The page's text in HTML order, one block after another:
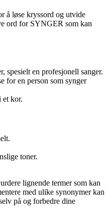
å løse kryssord og utvide
ord for SYNGER som kan
spesielt en profesjonell sanger.
for en person som synger
et kor.
toner.
lignende termer som kan
med ulike synonymer kan
på og forbedre dine